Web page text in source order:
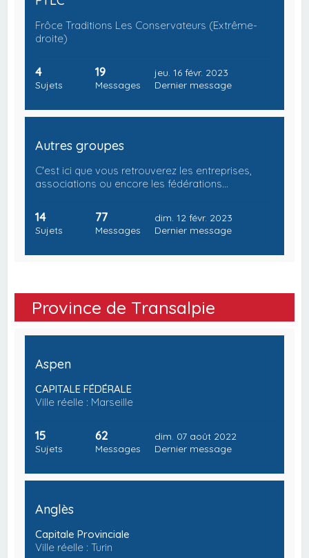
Frôce Traditions Les Conservateurs (Extrême-
droite)
4
Sujets
19
Messages
jeu. 16 févr. 2023
Dernier message
Autres groupes
C'est ici que vous retrouverez les entreprises,
associations ou encore les fédérations…
14
Sujets
77
Messages
dim. 12 févr. 2023
Dernier message
Province de Transalpie
Aspen
CAPITALE FÉDÉRALE
Ville réelle : Marseille
15
Sujets
62
Messages
dim. 07 août 2022
Dernier message
Anglès
Capitale Provinciale
Ville réelle : Turin